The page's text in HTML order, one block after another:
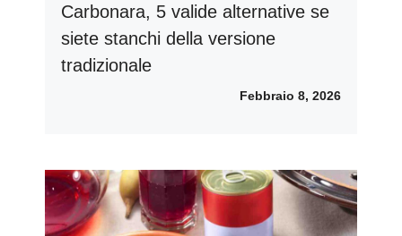
Carbonara, 5 valide alternative se
siete stanchi della versione
tradizionale
Febbraio 8, 2026